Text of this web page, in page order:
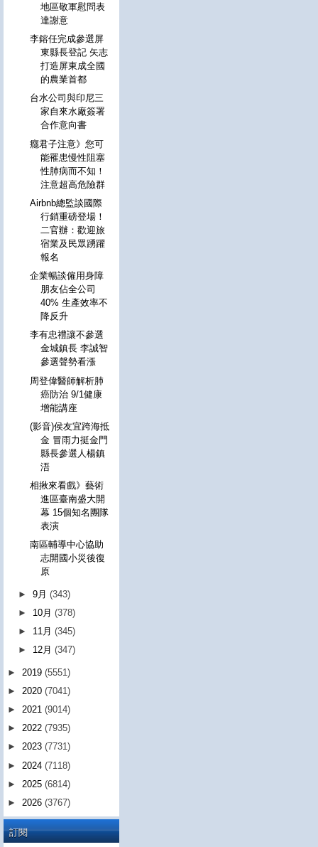
地區敬軍慰問表
達謝意
李鎔任完成參選屏
東縣長登記 矢志
打造屏東成全國
的農業首都
台水公司與印尼三
家自來水廠簽署
合作意向書
癮君子注意》您可
能罹患慢性阻塞
性肺病而不知！
注意超高危險群
Airbnb總監談國際
行銷重磅登場！
二官辦：歡迎旅
宿業及民眾踴躍
報名
企業暢談僱用身障
朋友佔全公司
40% 生產效率不
降反升
李有忠禮讓不參選
金城鎮長 李誠智
參選聲勢看漲
周登偉醫師解析肺
癌防治 9/1健康
增能講座
(影音)侯友宜跨海抵
金 冒雨力挺金門
縣長參選人楊鎮
浯
相揪來看戲》藝術
進區臺南盛大開
幕 15個知名團隊
表演
南區輔導中心協助
志開國小災後復
原
►9月(343)
► 10月(378)
► 11月(345)
► 12月(347)
► 2019 (5551)
► 2020 (7041)
► 2021 (9014)
► 2022 (7935)
► 2023 (7731)
► 2024 (7118)
► 2025 (6814)
► 2026 (3767)
訂閱